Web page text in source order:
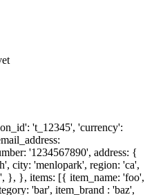
't_12345', 'currency':
'1234567890', address: {
city: 'menlopark', region: 'ca',
}, }, items: [{ item_name: 'foo',
'bar', item_brand : 'baz',